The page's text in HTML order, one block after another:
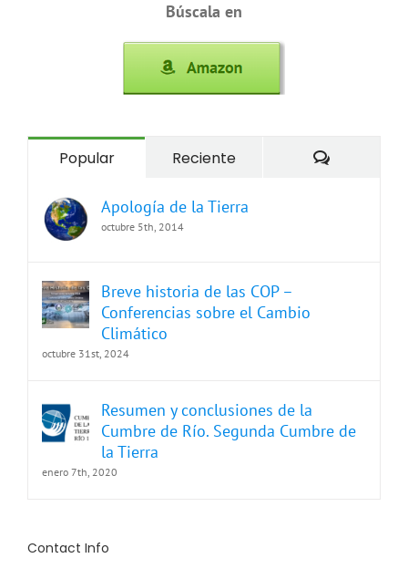
Búscala en
Popular Reciente
Apología de la Tierra
octubre 5th, 2014
Breve historia de las COP –
Conferencias sobre el Cambio
Climático
octubre 31st, 2024
Resumen y conclusiones de la
Cumbre de Río. Segunda Cumbre de
la Tierra
enero 7th, 2020
Contact Info